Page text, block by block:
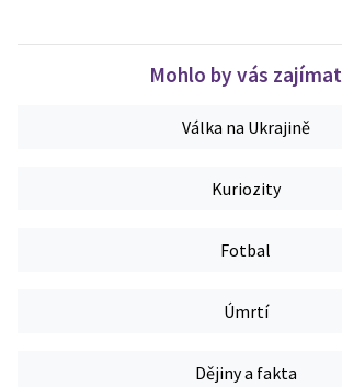
Mohlo by vás zajímat
Válka na Ukrajině
Kuriozity
Fotbal
Úmrtí
Dějiny a fakta